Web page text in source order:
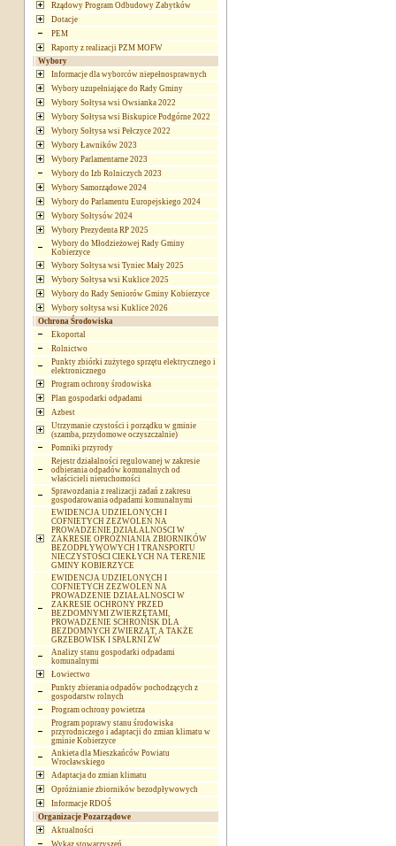
Rządowy Program Odbudowy Zabytków
Dotacje
PEM
Raporty z realizacji PZM MOFW
Wybory
Informacje dla wyborców niepełnosprawnych
Wybory uzupełniające do Rady Gminy
Wybory Sołtysa wsi Owsianka 2022
Wybory Sołtysa wsi Biskupice Podgórne 2022
Wybory Sołtysa wsi Pełczyce 2022
Wybory Ławników 2023
Wybory Parlamentarne 2023
Wybory do Izb Rolniczych 2023
Wybory Samorządowe 2024
Wybory do Parlamentu Europejskiego 2024
Wybory Sołtysów 2024
Wybory Prezydenta RP 2025
Wybory do Młodzieżowej Rady Gminy
Kobierzyce
Wybory Sołtysa wsi Tyniec Mały 2025
Wybory Sołtysa wsi Kuklice 2025
Wybory do Rady Seniorów Gminy Kobierzyce
Wybory sołtysa wsi Kuklice 2026
Ochrona Środowiska
Ekoportal
Rolnictwo
Punkty zbiórki zużytego sprzętu elektrycznego i
elektronicznego
Program ochrony środowiska
Plan gospodarki odpadami
Azbest
Utrzymanie czystości i porządku w gminie
(szamba, przydomowe oczyszczalnie)
Pomniki przyrody
Rejestr działalności regulowanej w zakresie
odbierania odpadów komunalnych od
właścicieli nieruchomości
Sprawozdania z realizacji zadań z zakresu
gospodarowania odpadami komunalnymi
EWIDENCJA UDZIELONYCH I
COFNIETYCH ZEZWOLEŃ NA
PROWADZENIE DZIAŁALNOSCI W
ZAKRESIE OPRÓŻNIANIA ZBIORNIKÓW
BEZODPŁYWOWYCH I TRANSPORTU
NIECZYSTOŚCI CIEKŁYCH NA TERENIE
GMINY KOBIERZYCE
EWIDENCJA UDZIELONYCH I
COFNIETYCH ZEZWOLEŃ NA
PROWADZENIE DZIAŁALNOSCI W
ZAKRESIE OCHRONY PRZED
BEZDOMNYMI ZWIERZĘTAMI,
PROWADZENIE SCHRONISK DLA
BEZDOMNYCH ZWIERZĄT, A TAKŻE
GRZEBOWISK I SPALRNI ZW
Analizy stanu gospodarki odpadami
komunalnymi
Łowiectwo
Punkty zbierania odpadów pochodzących z
gospodarstw rolnych
Program ochrony powietrza
Program poprawy stanu środowiska
przyrodniczego i adaptacji do zmian klimatu w
gminie Kobierzyce
Ankieta dla Mieszkańców Powiatu
Wrocławskiego
Adaptacja do zmian klimatu
Opróżnianie zbiorników bezodpływowych
Informacje RDOŚ
Organizacje Pozarządowe
Aktualności
Wykaz stowarzyszeń